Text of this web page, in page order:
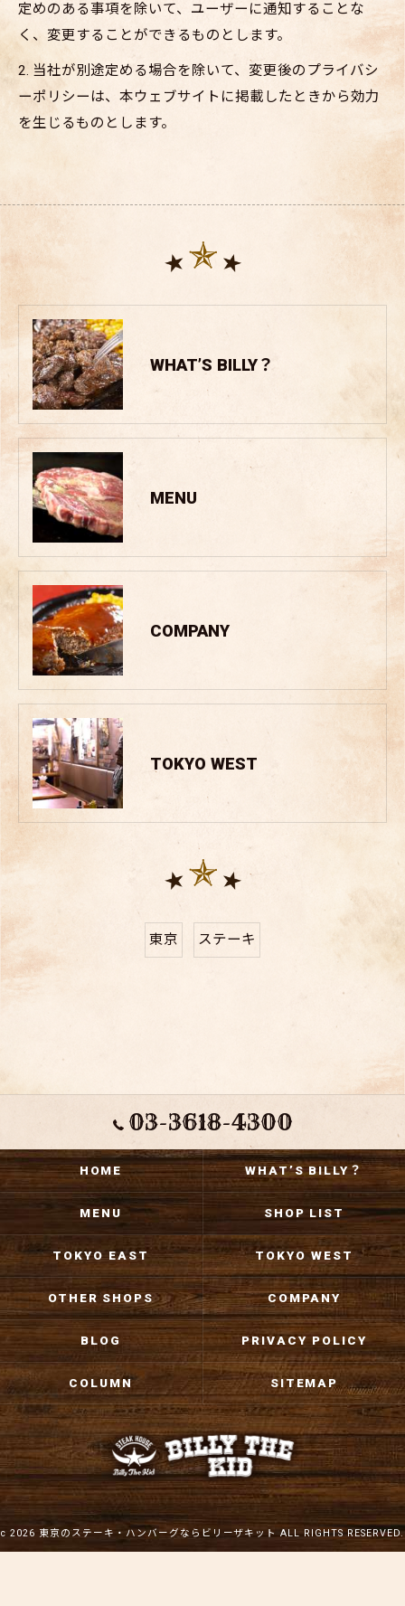
定めのある事項を除いて、ユーザーに通知することな
く、変更することができるものとします。
2. 当社が別途定める場合を除いて、変更後のプライバシ
ーポリシーは、本ウェブサイトに掲載したときから効力
を生じるものとします。
WHAT’S BILLY？
MENU
COMPANY
TOKYO WEST
東京 ステーキ
03-3618-4300
HOME WHAT’S BILLY？
MENU SHOP LIST
TOKYO EAST TOKYO WEST
OTHER SHOPS COMPANY
BLOG PRIVACY POLICY
COLUMN SITEMAP
c 2026 東京のステーキ・ハンバーグならビリーザキット ALL RIGHTS RESERVED.